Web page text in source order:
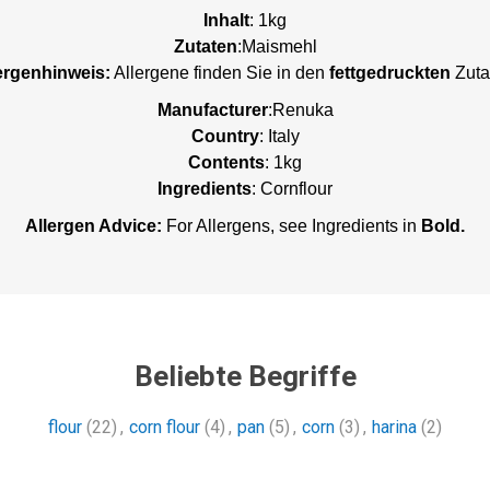
Inhalt: 1kg
Zutaten:Maismehl
Allergene finden Sie in den fettgedruckten
Manufacturer:Renuka
Country: Italy
Contents: 1kg
Ingredients: Cornflour
Allergen Advice: For Allergens, see Ingredients in Bold.
Beliebte Begriffe
flour (22) , corn flour (4) , pan (5) , corn (3) , harina (2)